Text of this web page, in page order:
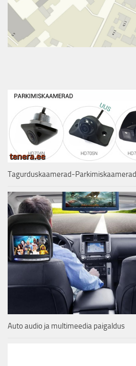
Tagurduskaamerad-Parkimiskaamerad
Auto audio ja multimeedia paigaldus